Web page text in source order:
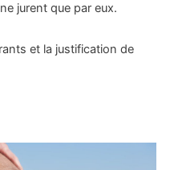
jurent que par eux.
et la justification de